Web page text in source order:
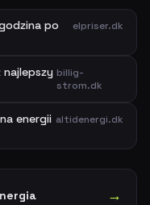
po
elpriser.dk
billig-
strom.dk
energii altidenergi.dk
→